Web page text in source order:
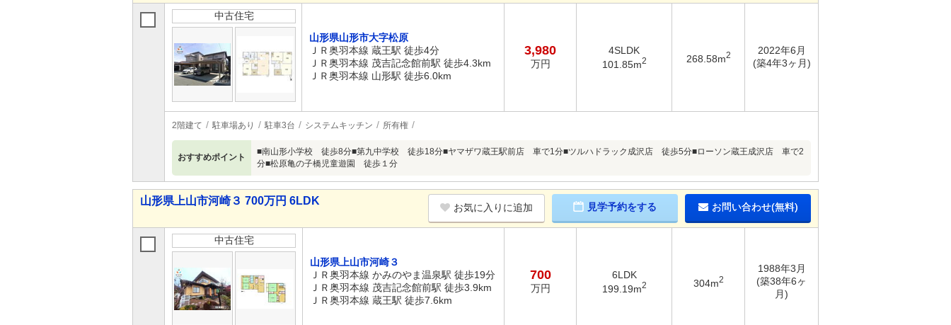
中古住宅
山形県山形市大字松原
ＪＲ奥羽本線 蔵王駅 徒歩4分
ＪＲ奥羽本線 茂吉記念館前駅 徒歩4.3km
ＪＲ奥羽本線 山形駅 徒歩6.0km
3,980
万円
4SLDK
101.85m2 268.58m2
2022年6月
(築4年3ヶ月)
2階建て 駐車場あり 駐車3台 システムキッチン 所有権
おすすめポイント
■南山形小学校 徒歩8分■第九中学校 徒歩18分■ヤマザワ蔵王駅前店 車で1分■ツルハドラック成沢店 徒歩5分■ローソン蔵王成沢店 車で2
分■松原亀の子橋児童遊園 徒歩１分
山形県上山市河崎３ 700万円 6LDK
お気に入りに追加 見学予約をする お問い合わせ(無料)
中古住宅
山形県上山市河崎３
ＪＲ奥羽本線 かみのやま温泉駅 徒歩19分
ＪＲ奥羽本線 茂吉記念館前駅 徒歩3.9km
ＪＲ奥羽本線 蔵王駅 徒歩7.6km
700
万円
6LDK
199.19m2 304m2
1988年3月
(築38年6ヶ
月)